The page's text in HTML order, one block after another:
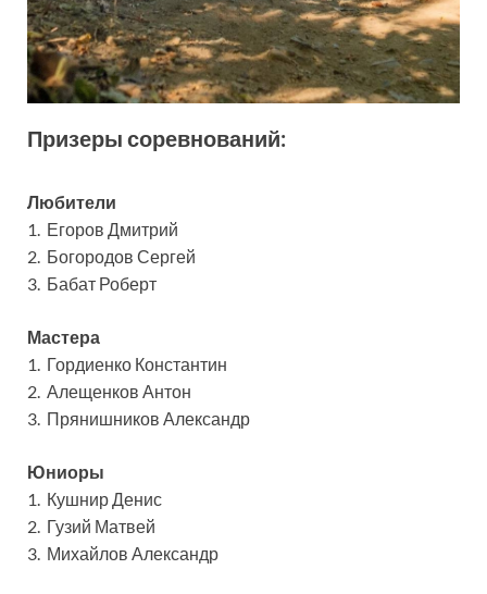
Призеры соревнований:
Любители
1. Егоров Дмитрий
2. Богородов Сергей
3. Бабат Роберт
Мастера
1. Гордиенко Константин
2. Алещенков Антон
3. Прянишников Александр
Юниоры
1. Кушнир Денис
2. Гузий Матвей
3. Михайлов Александр